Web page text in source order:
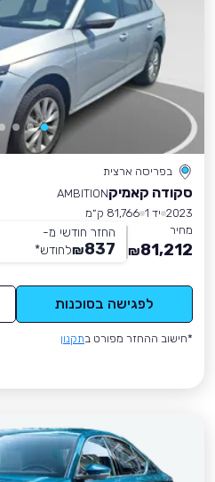
בפריסה ארצית
סקודה קאמיקAMBITION
2023 יד 1
81,766 ק״מ
מחיר
81,212
₪
החזר חודשי מ-
837
₪לחודש*
לפגישה בסוכנות
*חישוב ההחזר מפורט בתקנון